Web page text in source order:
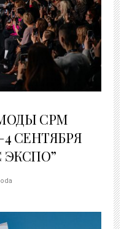
CPM
СЕНТЯБРЯ
ЭКСПО”